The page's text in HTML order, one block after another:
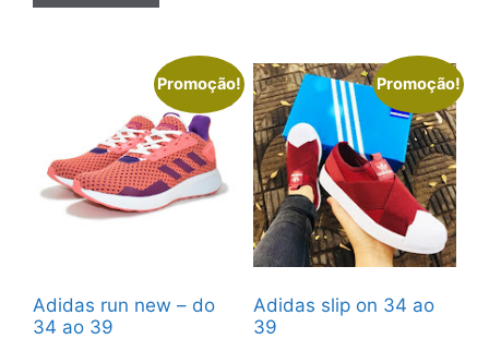
R$ 140,00.
Promoção!
Adidas run new – do
34 ao 39
Promoção!
Adidas slip on 34 ao
39